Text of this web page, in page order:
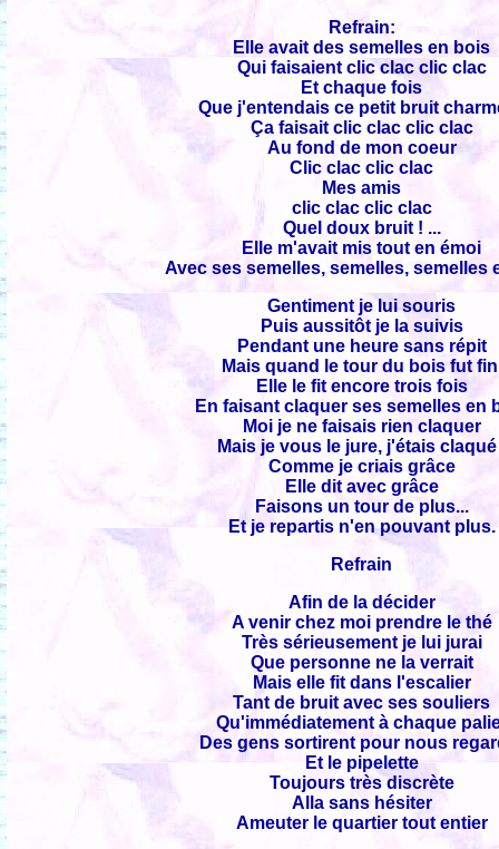
Refrain:
Elle avait des semelles en bois
Qui faisaient clic clac clic clac
Et chaque fois
Que j'entendais ce petit bruit
Ça faisait clic clac clic clac
Au fond de mon coeur
Clic clac clic clac
Mes amis
clic clac clic clac
Quel doux bruit ! ...
Elle m'avait mis tout en émoi
Avec ses semelles, semelles, semelles
Gentiment je lui souris
Puis aussitôt je la suivis
Pendant une heure sans répit
Mais quand le tour du bois fut
Elle le fit encore trois fois
En faisant claquer ses semelles en
Moi je ne faisais rien claquer
Mais je vous le jure, j'étais
Comme je criais grâce
Elle dit avec grâce
Faisons un tour de plus...
Et je repartis n'en pouvant plus.
Refrain
Afin de la décider
A venir chez moi prendre le thé
Très sérieusement je lui jurai
Que personne ne la verrait
Mais elle fit dans l'escalier
Tant de bruit avec ses souliers
Qu'immédiatement à chaque
Des gens sortirent pour nous
Et le pipelette
Toujours très discrète
Alla sans hésiter
Ameuter le quartier tout entier